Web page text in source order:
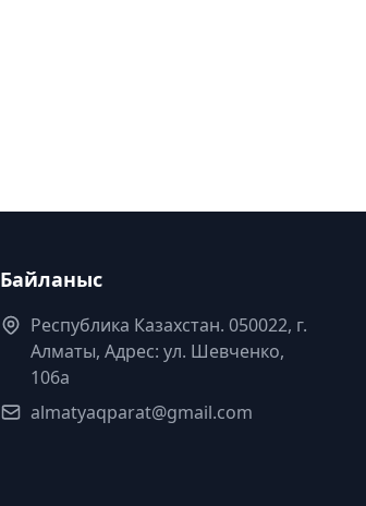
Байланыс
Республика Казахстан. 050022, г.
Алматы, Адрес: ул. Шевченко,
106а
almatyaqparat@gmail.com